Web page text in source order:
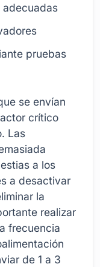
adecuadas
pruebas
se envían
crítico
Las
a los
a desactivar
la
realizar
frecuencia
de 1 a 3